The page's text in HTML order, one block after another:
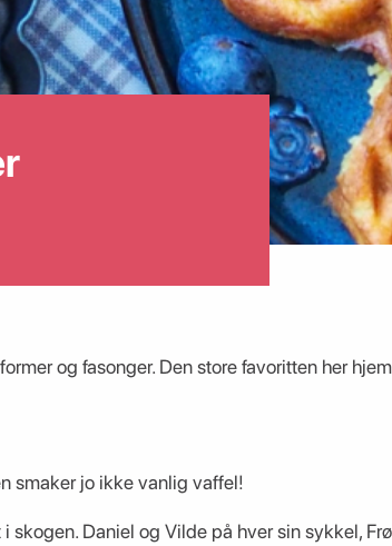
og fasonger. Den store favoritten her
smaker jo ikke vanlig vaffel!
skogen. Daniel og Vilde på hver sin sykkel,